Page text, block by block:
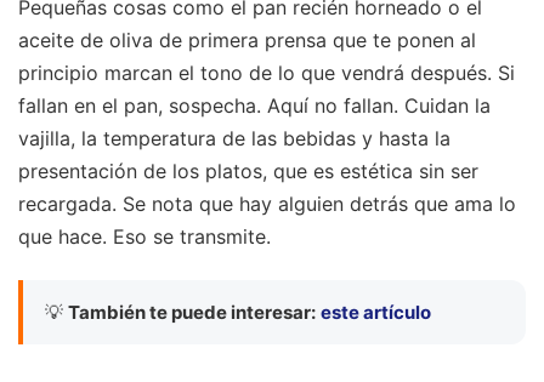
Pequeñas cosas como el pan recién horneado o el
aceite de oliva de primera prensa que te ponen al
principio marcan el tono de lo que vendrá después. Si
fallan en el pan, sospecha. Aquí no fallan. Cuidan la
vajilla, la temperatura de las bebidas y hasta la
presentación de los platos, que es estética sin ser
recargada. Se nota que hay alguien detrás que ama lo
que hace. Eso se transmite.
💡 También te puede interesar: este artículo